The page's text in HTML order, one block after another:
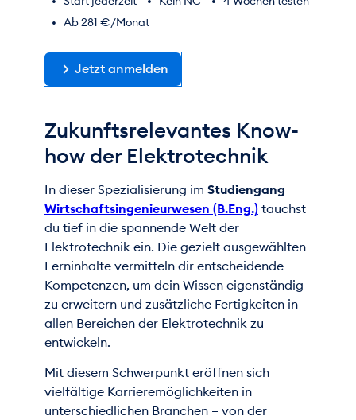
Ab 281 €/Monat
Jetzt anmelden
Zukunftsrelevantes Know-
how der Elektrotechnik
In dieser Spezialisierung im Studiengang
Wirtschaftsingenieurwesen (B.Eng.) tauchst
du tief in die spannende Welt der
Elektrotechnik ein. Die gezielt ausgewählten
Lerninhalte vermitteln dir entscheidende
Kompetenzen, um dein Wissen eigenständig
zu erweitern und zusätzliche Fertigkeiten in
allen Bereichen der Elektrotechnik zu
entwickeln.
Mit diesem Schwerpunkt eröffnen sich
vielfältige Karrieremöglichkeiten in
unterschiedlichen Branchen – von der